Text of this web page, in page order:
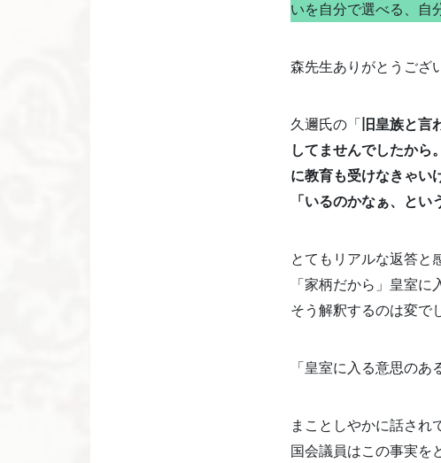
いを自分で選べる、自
森先生ありがとうござ
久邇氏の「
旧皇族と
してませんでしたから
に教育も受けなきゃい
「いるのかなぁ、と
とてもリアルな返答と
「家柄だから」皇室に
そう解釈するのは変で
「皇室に入る意思のあ
まことしやかに話され
国会議員はこの事実を